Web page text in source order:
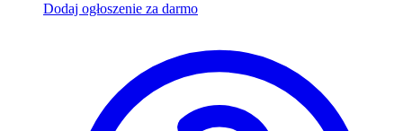
Dodaj ogłoszenie za darmo